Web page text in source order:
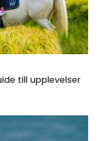
till upplevelser